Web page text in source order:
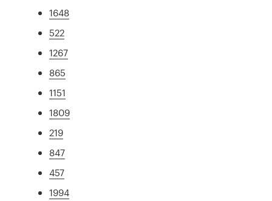
1648
522
1267
865
1151
1809
219
847
457
1994